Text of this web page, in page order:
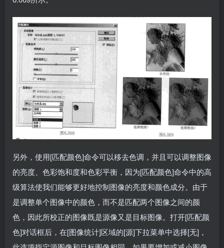
另外，使用[匹配颜色]命令可以移去色调，并且可以调整图像
的亮度、色彩饱和度和色彩平衡，因为[匹配颜色]命令中的高
级算法使我们能够更好地控制图像的亮度和颜色成分。由于
是调整单个图像中的颜色，而不是匹配两个图像之间的颜
色，因此所校正的图像既是源像又是目标图像。打开[匹配颜
色]对话框后，在[图像统计]区域的[源]下拉菜单中选择[无]，